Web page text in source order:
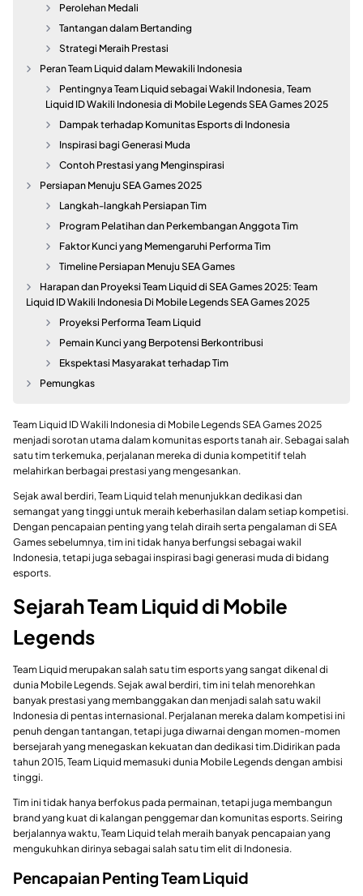
Perolehan Medali
Tantangan dalam Bertanding
Strategi Meraih Prestasi
Peran Team Liquid dalam Mewakili Indonesia
Pentingnya Team Liquid sebagai Wakil Indonesia, Team
Liquid ID Wakili Indonesia di Mobile Legends SEA Games 2025
Dampak terhadap Komunitas Esports di Indonesia
Inspirasi bagi Generasi Muda
Contoh Prestasi yang Menginspirasi
Persiapan Menuju SEA Games 2025
Langkah-langkah Persiapan Tim
Program Pelatihan dan Perkembangan Anggota Tim
Faktor Kunci yang Memengaruhi Performa Tim
Timeline Persiapan Menuju SEA Games
Harapan dan Proyeksi Team Liquid di SEA Games 2025: Team
Liquid ID Wakili Indonesia Di Mobile Legends SEA Games 2025
Proyeksi Performa Team Liquid
Pemain Kunci yang Berpotensi Berkontribusi
Ekspektasi Masyarakat terhadap Tim
Pemungkas
Team Liquid ID Wakili Indonesia di Mobile Legends SEA Games 2025
menjadi sorotan utama dalam komunitas esports tanah air. Sebagai salah
satu tim terkemuka, perjalanan mereka di dunia kompetitif telah
melahirkan berbagai prestasi yang mengesankan.
Sejak awal berdiri, Team Liquid telah menunjukkan dedikasi dan
semangat yang tinggi untuk meraih keberhasilan dalam setiap kompetisi.
Dengan pencapaian penting yang telah diraih serta pengalaman di SEA
Games sebelumnya, tim ini tidak hanya berfungsi sebagai wakil
Indonesia, tetapi juga sebagai inspirasi bagi generasi muda di bidang
esports.
Sejarah Team Liquid di Mobile
Legends
Team Liquid merupakan salah satu tim esports yang sangat dikenal di
dunia Mobile Legends. Sejak awal berdiri, tim ini telah menorehkan
banyak prestasi yang membanggakan dan menjadi salah satu wakil
Indonesia di pentas internasional. Perjalanan mereka dalam kompetisi ini
penuh dengan tantangan, tetapi juga diwarnai dengan momen-momen
bersejarah yang menegaskan kekuatan dan dedikasi tim.Didirikan pada
tahun 2015, Team Liquid memasuki dunia Mobile Legends dengan ambisi
tinggi.
Tim ini tidak hanya berfokus pada permainan, tetapi juga membangun
brand yang kuat di kalangan penggemar dan komunitas esports. Seiring
berjalannya waktu, Team Liquid telah meraih banyak pencapaian yang
mengukuhkan dirinya sebagai salah satu tim elit di Indonesia.
Pencapaian Penting Team Liquid